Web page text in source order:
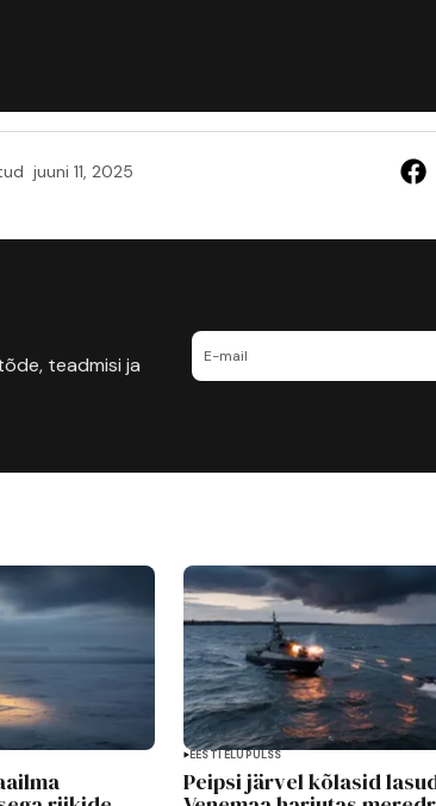
juuni 11, 2025
teadmisi ja
EESTI ELUPULSS
Peipsi järvel kõlasid